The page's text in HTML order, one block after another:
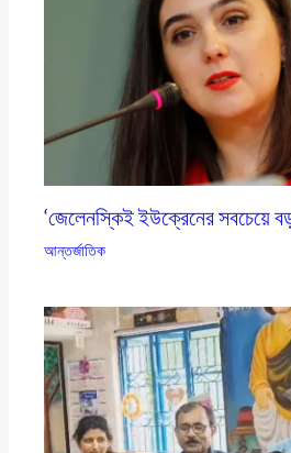
‘জেলেনস্কিই ইউক্রেনের সবচেয়ে
আন্তর্জাতিক